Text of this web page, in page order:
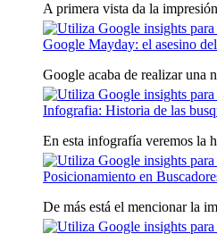
A primera vista da la
Google Mayday: el asesino
Google acaba de realizar una
Infografia: Historia de las
En esta infografía veremos la
Posicionamiento en
De más está el mencionar la